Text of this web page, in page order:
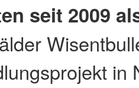
seit 2009
in